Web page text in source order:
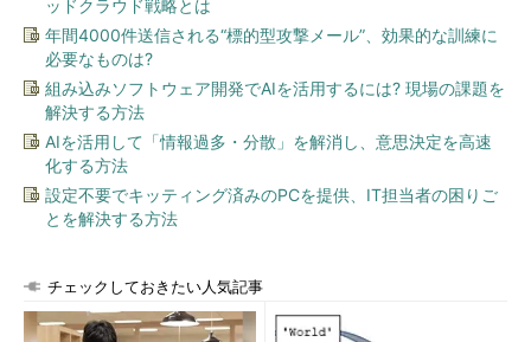
ッドクラウド戦略とは
年間4000件送信される“標的型攻撃メール”、効果的な訓練に
必要なものは?
組み込みソフトウェア開発でAIを活用するには? 現場の課題を
解決する方法
AIを活用して「情報過多・分散」を解消し、意思決定を高速
化する方法
設定不要でキッティング済みのPCを提供、IT担当者の困りご
とを解決する方法
チェックしておきたい人気記事